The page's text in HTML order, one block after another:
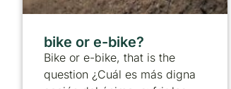
bike or e-bike?
Bike or e-bike, that is the
question ¿Cuál es más digna